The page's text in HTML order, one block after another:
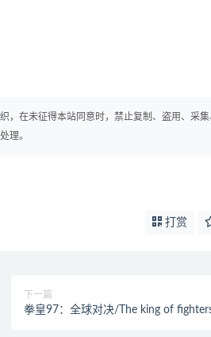
在未征得本站同意时，禁止复制、盗用、采集
理。
打赏
下一篇
拳皇97：全球对决/The king of